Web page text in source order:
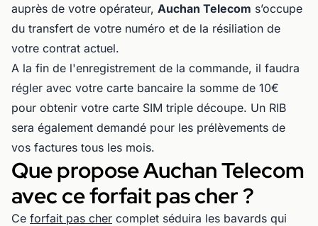
auprès de votre opérateur, Auchan Telecom s’occupe
du transfert de votre numéro et de la résiliation de
votre contrat actuel.
A la fin de l'enregistrement de la commande, il faudra
régler avec votre carte bancaire la somme de 10€
pour obtenir votre carte SIM triple découpe. Un RIB
sera également demandé pour les prélèvements de
vos factures tous les mois.
Que propose Auchan Telecom
avec ce forfait pas cher ?
Ce forfait pas cher complet séduira les bavards qui